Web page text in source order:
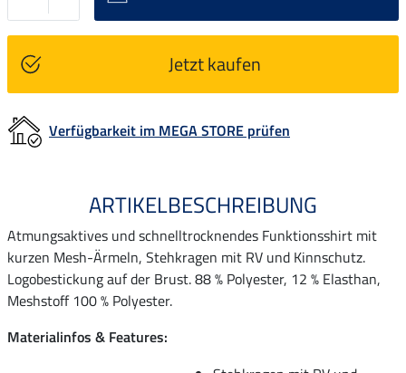
Jetzt kaufen
Verfügbarkeit im MEGA STORE prüfen
ARTIKELBESCHREIBUNG
Atmungsaktives und schnelltrocknendes Funktionsshirt mit
kurzen Mesh-Ärmeln, Stehkragen mit RV und Kinnschutz.
Logobestickung auf der Brust. 88 % Polyester, 12 % Elasthan,
Meshstoff 100 % Polyester.
Materialinfos & Features: